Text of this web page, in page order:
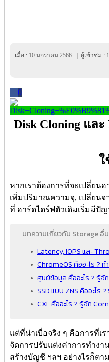
เมื่อ : 10 มกราคม 2566 ผู้เข้าชม :
0
Disk Cloning และ
ใ
หากเราต้องการที่จะเปลี่ยน
เพิ่มปริมาณความจุ, เปลี่ยนจ
ที่ ฮาร์ดไดร์ฟตัวเดิมเริ่มมีปั
บทความเกี่ยวกับ Storage อื่
Latency, IOPS และ
ChromeOS คืออะไร ?
ศูนย์ข้อมูล คืออะไร ? รู้จั
SSD แบบ ZNS คืออะไร
CXL คืออะไร ? รู้จัก
แต่ที่น่าเบื่อจริง ๆ คือการที่เ
จัดการปรับแต่งค่าการทำงา
สร้างบัญชี ฯลฯ อย่างไรก็ตา